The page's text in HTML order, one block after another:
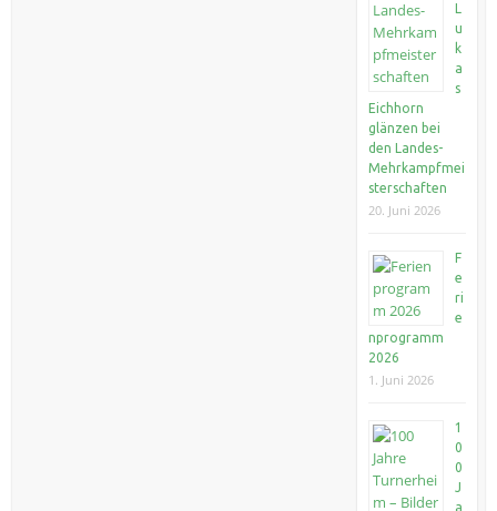
L
u
k
a
s
Eichhorn
glänzen bei
den Landes-
Mehrkampfmei
sterschaften
20. Juni 2026
F
e
ri
e
nprogramm
2026
1. Juni 2026
1
0
0
J
a